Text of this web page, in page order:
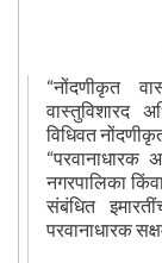
“नोंदणीकृत
वास्तुविशारद
विधिवत
“परवानाधारक
नगरपालिका
संबंधित
परवानाधारक